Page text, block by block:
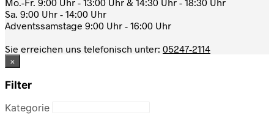
Sa. 9:00 Uhr - 14:00 Uhr
Adventssamstage 9:00 Uhr - 16:00 Uhr
Sie erreichen uns telefonisch unter: 05247-2114
×
Filter
Kategorie